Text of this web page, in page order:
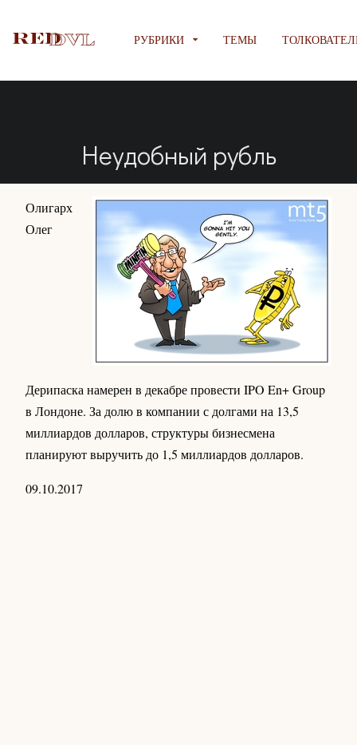
РУБРИКИ ТЕМЫ
Неудобный рубль
Олигарх
Олег
Дерипаска намерен в декабре провести IPO En+ Group
в Лондоне. За долю в компании с долгами на 13,5
миллиардов долларов, структуры бизнесмена
планируют выручить до 1,5 миллиардов долларов.
09.10.2017